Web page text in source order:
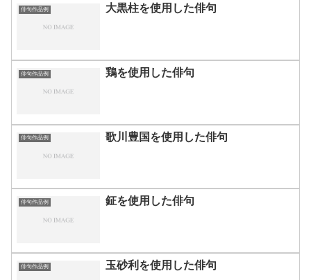
俳句作品例 大黒柱を使用した俳句
俳句作品例 鶏を使用した俳句
俳句作品例 歌川豊国を使用した俳句
俳句作品例 鉦を使用した俳句
俳句作品例 玉砂利を使用した俳句